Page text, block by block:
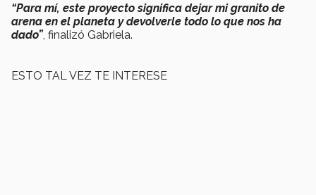
“Para mí, este proyecto significa dejar mi granito de
arena en el planeta y devolverle todo lo que nos ha
dado”, finalizó Gabriela.
ESTO TAL VEZ TE INTERESE